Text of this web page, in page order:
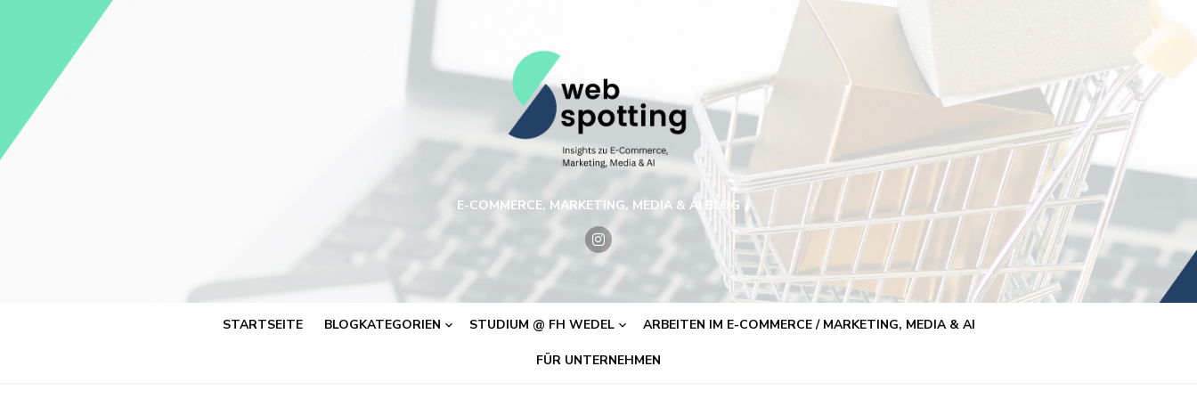
E-COMMERCE, MARKETING, MEDIA & AI BLOG
STARTSEITE BLOGKATEGORIEN STUDIUM @ FH WEDEL ARBEITEN IM E-COMMERCE / MARKETING, MEDIA & AI
FÜR UNTERNEHMEN